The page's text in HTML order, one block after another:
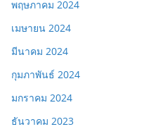
พฤษภาคม 2024
เมษายน 2024
มีนาคม 2024
กุมภาพันธ์ 2024
มกราคม 2024
ธันวาคม 2023